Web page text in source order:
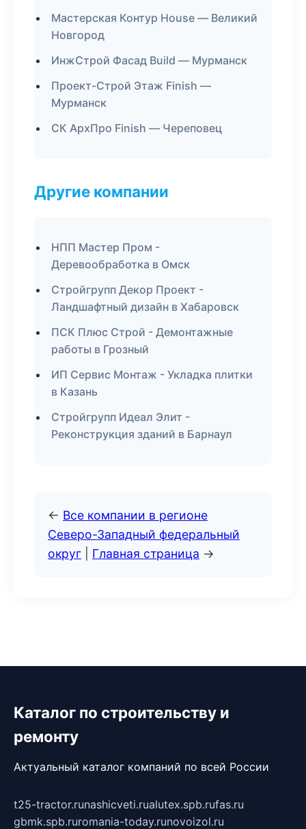
Мастерская Контур House — Великий
Новгород
ИнжСтрой Фасад Build — Мурманск
Проект-Строй Этаж Finish —
Мурманск
СК АрхПро Finish — Череповец
Другие компании
НПП Мастер Пром -
Деревообработка в Омск
Стройгрупп Декор Проект -
Ландшафтный дизайн в Хабаровск
ПСК Плюс Строй - Демонтажные
работы в Грозный
ИП Сервис Монтаж - Укладка плитки
в Казань
Стройгрупп Идеал Элит -
Реконструкция зданий в Барнаул
← Все компании в регионе
Северо-Западный федеральный
округ
Главная страница →
Каталог по строительству и
ремонту
Актуальный каталог компаний по всей России
t25-tractor.runashicveti.rualutex.spb.rufas.ru
gbmk.spb.ruromania-today.runovoizol.ru